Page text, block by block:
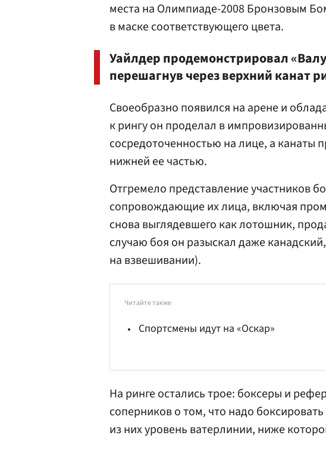
места на Олимпиаде-2008 Бронзовым
в маске соответствующего цвета.
Уайлдер продемонстрировал
перешагнув через верхний канат
Своеобразно появился на арене и
к рингу он проделал в
сосредоточенностью на лице, а
нижней ее частью.
Отгремело представление участников
сопровождающие их лица, включая
снова выглядевшего как лотошник,
случаю боя он разыскал даже
на взвешивании).
Читайте также
Спортсмены идут на «Оскар»
На ринге остались трое: боксеры и
соперников о том, что надо
из них уровень ватерлинии, ниже